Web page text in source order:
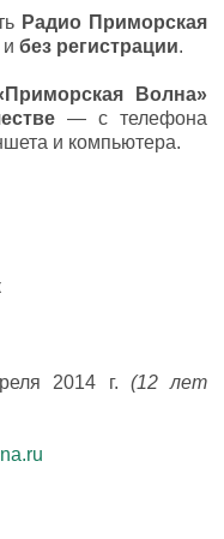
Радио Приморская
и без регистрации.
Волна»
— с телефона
и компьютера.
2014 г. (12 лет